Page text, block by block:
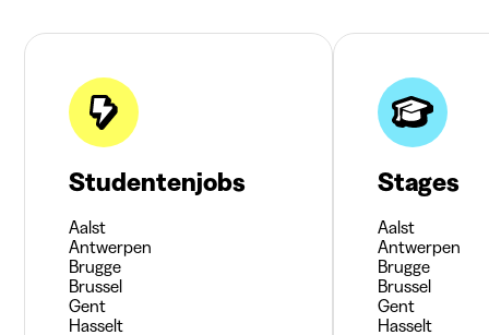
Studentenjobs
Aalst
Antwerpen
Brugge
Brussel
Gent
Hasselt
Stages
Aalst
Antwerpen
Brugge
Brussel
Gent
Hasselt